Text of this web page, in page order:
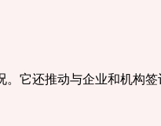
它还推动与企业和机构